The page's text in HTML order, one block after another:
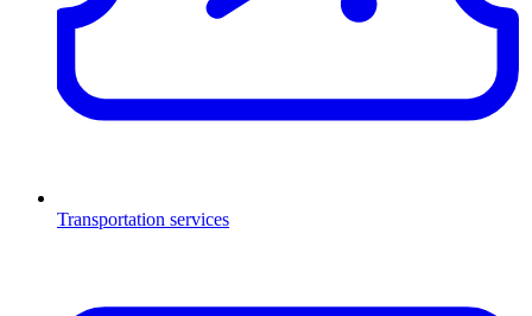
Transportation services